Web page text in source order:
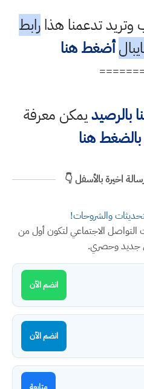
تدعمنا هذارابط
أضغط هنا
بالرصيديمكن معرفة
بالضغط هنا
اخيرة بالأسفل 👇
والشروحات!
التواصل الاجتماعي لتكون أول من
جديد وحصري.
انضم الآن
انضم الآن